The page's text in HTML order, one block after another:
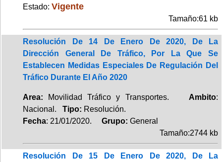
Estado: Vigente
Tamaño:61 kb
Resolución De 14 De Enero De 2020, De La
Dirección General De Tráfico, Por La Que Se
Establecen Medidas Especiales De Regulación Del
Tráfico Durante El Año 2020
Area: Movilidad Tráfico y Transportes. Ambito:
Nacional. Tipo: Resolución.
Fecha: 21/01/2020. Grupo: General
Tamaño:2744 kb
Resolución De 15 De Enero De 2020, De La